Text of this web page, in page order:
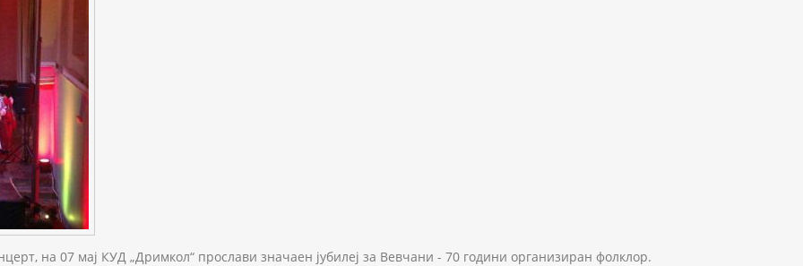
на 07 мај КУД „Дримкол“ прослави значаен јубилеј за Вевчани - 70 години организиран фолклор.